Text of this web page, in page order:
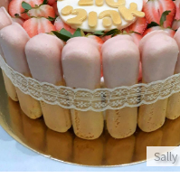
קרם מסקרפונה
פרטים נוספים